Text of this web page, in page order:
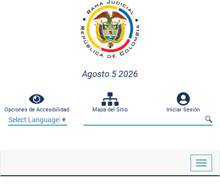
Agosto 5 2026
Opciones de Accesibilidad Mapa del Sitio Iniciar Sesión
Select Language ▼